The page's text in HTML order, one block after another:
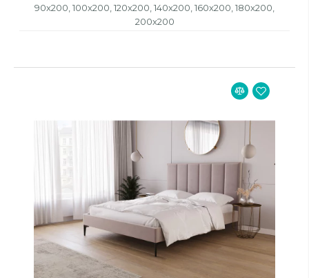
90x200, 100x200, 120x200, 140x200, 160x200, 180x200,
200x200